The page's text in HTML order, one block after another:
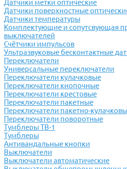
Датчики метки оптические
Датчики поверхностные
Датчики температуры
Комплектующие и сопутсвующая
выключателей
Счётчики импульсов
Ультразвуковые бесконтактные
Переключатели
Универсальные переключатели
Переключатели кулачковые
Переключатели кнопочные
Переключатели крестовые
Переключатели пакетные
Переключатели пакетно-
Переключатели поворотные
Тумблеры ТВ-1
Тумблеры
Антивандальные кнопки
Выключатели
Выключатели автоматические